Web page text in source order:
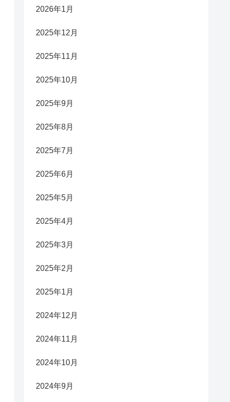
2026年1月
2025年12月
2025年11月
2025年10月
2025年9月
2025年8月
2025年7月
2025年6月
2025年5月
2025年4月
2025年3月
2025年2月
2025年1月
2024年12月
2024年11月
2024年10月
2024年9月